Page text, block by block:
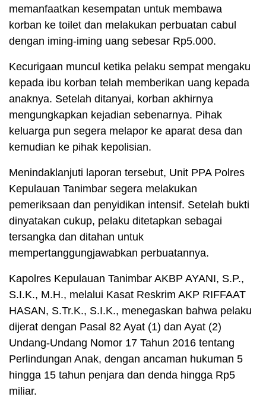
memanfaatkan kesempatan untuk membawa
korban ke toilet dan melakukan perbuatan cabul
dengan iming-iming uang sebesar Rp5.000.
Kecurigaan muncul ketika pelaku sempat mengaku
kepada ibu korban telah memberikan uang kepada
anaknya. Setelah ditanyai, korban akhirnya
mengungkapkan kejadian sebenarnya. Pihak
keluarga pun segera melapor ke aparat desa dan
kemudian ke pihak kepolisian.
Menindaklanjuti laporan tersebut, Unit PPA Polres
Kepulauan Tanimbar segera melakukan
pemeriksaan dan penyidikan intensif. Setelah bukti
dinyatakan cukup, pelaku ditetapkan sebagai
tersangka dan ditahan untuk
mempertanggungjawabkan perbuatannya.
Kapolres Kepulauan Tanimbar AKBP AYANI, S.P.,
S.I.K., M.H., melalui Kasat Reskrim AKP RIFFAAT
HASAN, S.Tr.K., S.I.K., menegaskan bahwa pelaku
dijerat dengan Pasal 82 Ayat (1) dan Ayat (2)
Undang-Undang Nomor 17 Tahun 2016 tentang
Perlindungan Anak, dengan ancaman hukuman 5
hingga 15 tahun penjara dan denda hingga Rp5
miliar.